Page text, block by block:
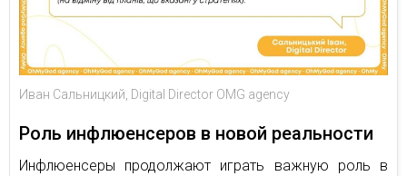
Иван Сальницкий, Digital Director OMG agency
Роль инфлюенсеров в новой реальности
Инфлюенсеры продолжают играть важную роль в